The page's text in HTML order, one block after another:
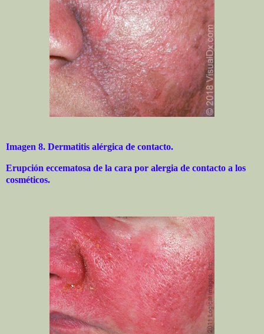
Imagen 8. Dermatitis alérgica de contacto.
Erupción eccematosa de la cara por alergia de contacto a los
cosméticos.